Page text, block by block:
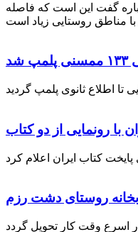
گفت این است که فاصله
شد
با رونمایی از دو کتاب
روستای دشت رزم